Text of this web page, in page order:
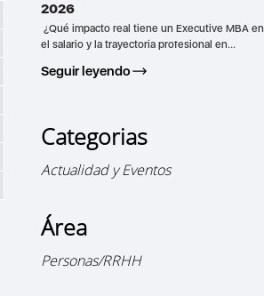
2026
¿Qué impacto real tiene un Executive MBA en
el salario y la trayectoria profesional en...
Seguir leyendo
Categorias
Actualidad y Eventos
Área
Personas/RRHH